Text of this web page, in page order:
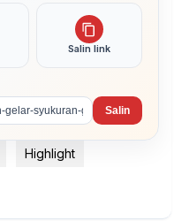
Salin link
Salin
Highlight